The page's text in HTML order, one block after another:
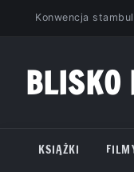
PrzejdźKonwencja
BLISKO
KSIĄŻKI